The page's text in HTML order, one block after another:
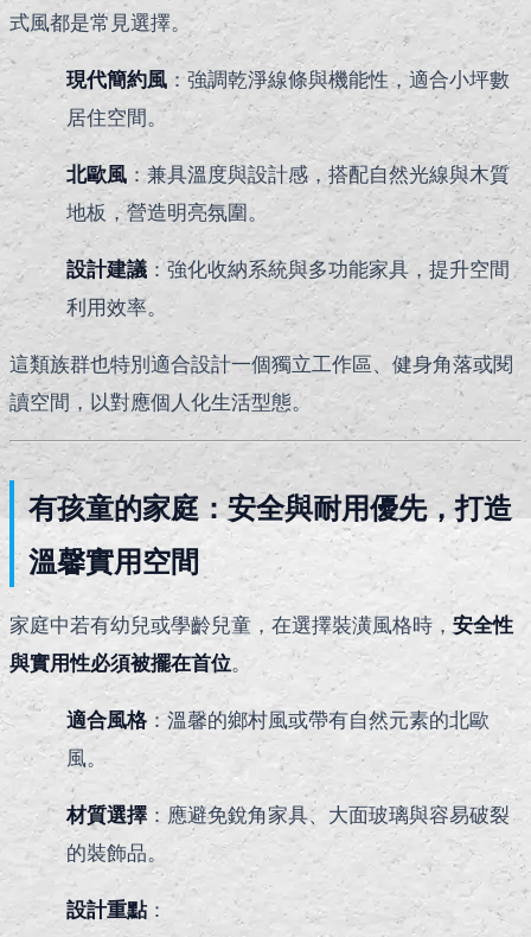
式風都是常見選擇。
現代簡約風 ：強調乾淨線條與機能性，適合小坪數
居住空間。
北歐風 ：兼具溫度與設計感，搭配自然光線與木質
地板，營造明亮氛圍。
設計建議 ：強化收納系統與多功能家具，提升空間
利用效率。
這類族群也特別適合設計一個獨立工作區、健身角落或閱
讀空間，以對應個人化生活型態。
有孩童的家庭：安全與耐用優先，打造
溫馨實用空間
家庭中若有幼兒或學齡兒童，在選擇裝潢風格時， 安全性
與實用性必須被擺在首位。
適合風格：溫馨的鄉村風或帶有自然元素的北歐
風。
材質選擇 ：應避免銳角家具、大面玻璃與容易破裂
的裝飾品。
設計重點 ：